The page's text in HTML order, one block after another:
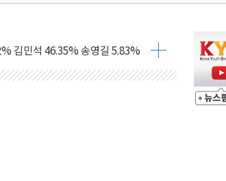
져
' 들어선다
지...金 46.01% vs 鄭 44.53%
율 68.63%
金 48.54% vs 鄭 44.40%